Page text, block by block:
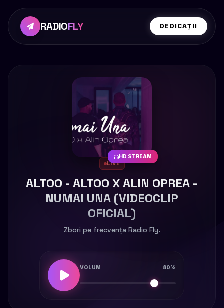
RADIOFLY DEDICAȚII
HD STREAM
LIVE
ALTOO - ALTOO X ALIN OPREA -
NUMAI UNA (VIDEOCLIP
OFICIAL)
Zbori pe frecvența Radio Fly.
VOLUM 80%